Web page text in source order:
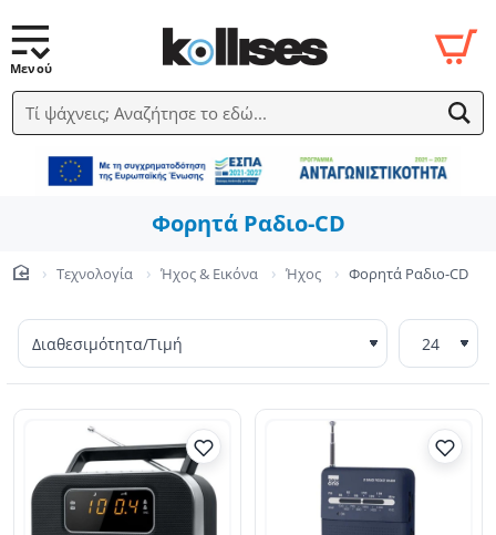
Τί ψάχνεις; Αναζήτησε το εδώ...
Φορητά Ραδιο-CD
Τεχνολογία Ήχος & Εικόνα Ήχος Φορητά Ραδιο-CD